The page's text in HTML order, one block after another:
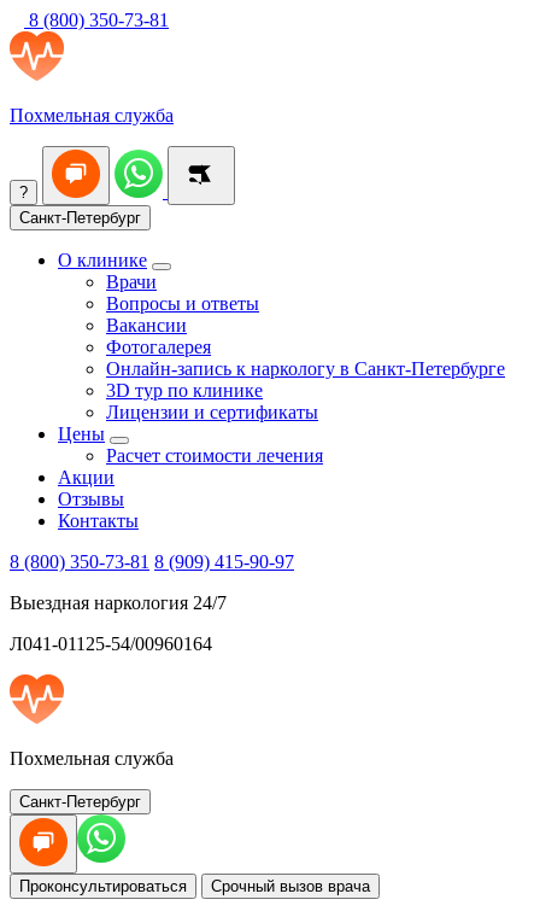
8 (800) 350-73-81
Похмельная служба
?
Санкт-Петербург
О клинике
Врачи
Вопросы и ответы
Вакансии
Фотогалерея
Онлайн-запись к наркологу в Санкт-Петербурге
3D тур по клинике
Лицензии и сертификаты
Цены
Расчет стоимости лечения
Акции
Отзывы
Контакты
8 (800) 350-73-81 8 (909) 415-90-97
Выездная наркология 24/7
Л041-01125-54/00960164
Похмельная служба
Санкт-Петербург
Проконсультироваться Срочный вызов врача